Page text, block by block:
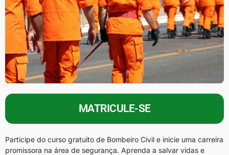
MATRICULE-SE
Participe do curso gratuito de Bombeiro Civil e inicie uma carreira
promissora na área de segurança. Aprenda a salvar vidas e